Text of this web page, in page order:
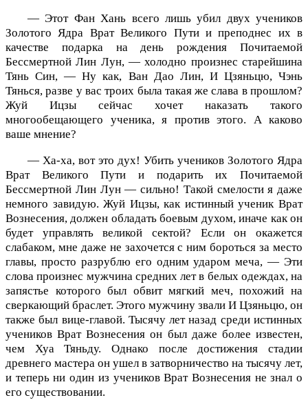
— Этот Фан Хань всего лишь убил двух учеников
Золотого Ядра Врат Великого Пути и преподнес их в
качестве подарка на день рождения Почитаемой
Бессмертной Лин Лун, — холодно произнес старейшина
Тянь Син, — Ну как, Ван Дао Лин, И Цзяньцю, Чэнь
Тянься, разве у вас троих была такая же слава в прошлом?
Жуй Ицзы сейчас хочет наказать такого
многообещающего ученика, я против этого. А каково
ваше мнение?
— Ха-ха, вот это дух! Убить учеников Золотого Ядра
Врат Великого Пути и подарить их Почитаемой
Бессмертной Лин Лун — сильно! Такой смелости я даже
немного завидую. Жуй Ицзы, как истинный ученик Врат
Вознесения, должен обладать боевым духом, иначе как он
будет управлять великой сектой? Если он окажется
слабаком, мне даже не захочется с ним бороться за место
главы, просто разрублю его одним ударом меча, — Эти
слова произнес мужчина средних лет в белых одеждах, на
запястье которого был обвит мягкий меч, похожий на
сверкающий браслет. Этого мужчину звали И Цзяньцю, он
также был вице-главой. Тысячу лет назад среди истинных
учеников Врат Вознесения он был даже более известен,
чем Хуа Тяньду. Однако после достижения стадии
древнего мастера он ушел в затворничество на тысячу лет,
и теперь ни один из учеников Врат Вознесения не знал о
его существовании.